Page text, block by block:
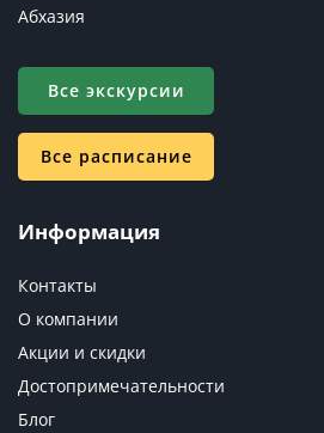
Абхазия
Все экскурсии
Все расписание
Информация
Контакты
О компании
Акции и скидки
Достопримечательности
Блог